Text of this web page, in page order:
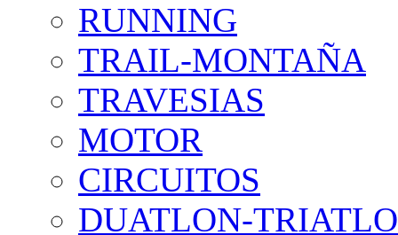
RUNNING
TRAIL-MONTAÑA
TRAVESIAS
MOTOR
CIRCUITOS
DUATLON-